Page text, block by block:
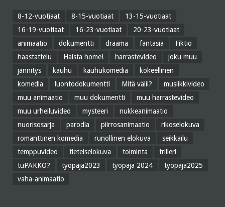
8-12-vuotiaat 8-15-vuotiaat
13-15-vuotiaat
16-19-vuotiaat
16-23-vuotiaat
20-23-vuotiaat
animaatio
dokumentti draama fantasia
Fiktio
haastattelu
Haista home! harrastevideo
joku muu
jännitys
kauhu kauhukomedia
kokeellinen
komedia
luontodokumentti Mitä välii?
musiikkivideo
muu animaatio
muu dokumentti
muu harrastevideo
muu urheiluvideo
mysteeri
nukkeanimaatio
nuorisosarja
parodia piirrosanimaatio
rikoselokuva
romanttinen komedia
runollinen elokuva
seikkailu
temppuvideo
tieteiselokuva toiminta
trilleri
tuPAKKO?
työpaja2023 työpaja 2024
työpaja2025
vaha-animaatio